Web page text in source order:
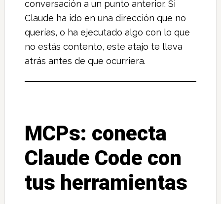
conversación a un punto anterior. Si
Claude ha ido en una dirección que no
querías, o ha ejecutado algo con lo que
no estás contento, este atajo te lleva
atrás antes de que ocurriera.
MCPs: conecta
Claude Code con
tus herramientas